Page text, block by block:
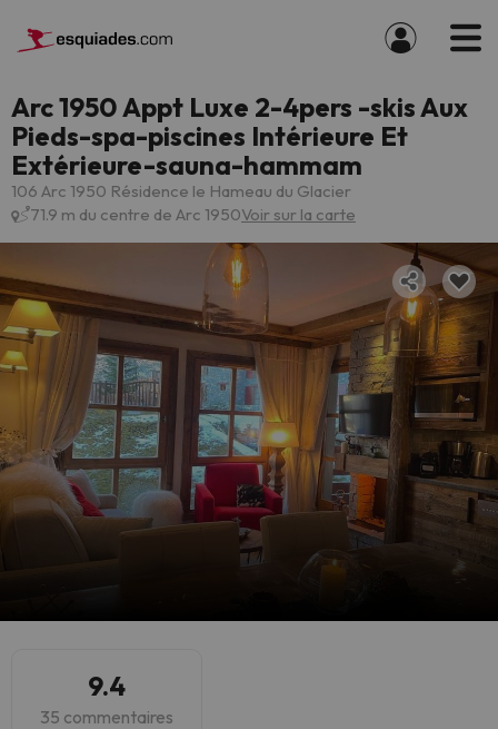
Arc 1950 Appt Luxe 2-4pers -skis Aux
Pieds-spa-piscines Intérieure Et
Extérieure-sauna-hammam
106 Arc 1950 Résidence le Hameau du Glacier
71.9 m du centre de Arc 1950Voir sur la carte
9.4
35 commentaires